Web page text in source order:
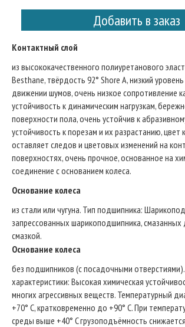
Добавить в заказ
Контактный слой
из высококачественного полиуретанового
Besthane, твёрдость 92° Shore A, низкий
движении шумов, очень низкое сопротивление
устойчивость к динамическим нагрузкам,
поверхности пола, очень устойчив к
устойчивость к порезам и их разрастанию, цвет
оставляет следов и цветовых изменений на
поверхностях, очень прочное, основанное на
соединение с основанием колеса.
Основание колеса
из стали или чугуна. Тип подшипникa:
запрессованных шарикоподшипника, смазанных
смазкой.
Основание колеса
без подшипников (с посадочными
характеристики: Высокая химическая
многих агрессивных веществ. Температурный
+70° C, кратковременно до +90° C. При
среды выше +40° C грузоподъёмность